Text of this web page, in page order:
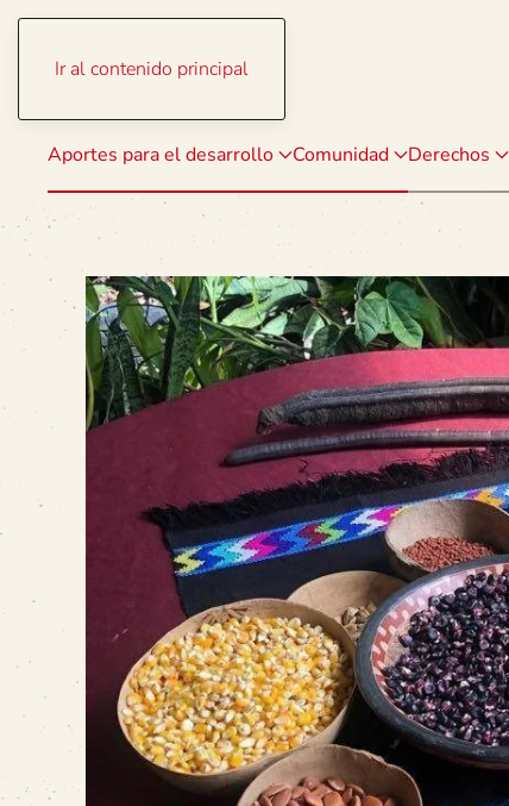
Ir al contenido principal
Aportes para el desarrollo Comunidad Derechos